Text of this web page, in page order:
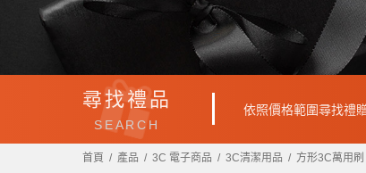
尋找禮品
SEARCH
依照價格範圍尋找禮
首頁 產品 3C 電子商品 3C清潔用品 方形3C萬用刷